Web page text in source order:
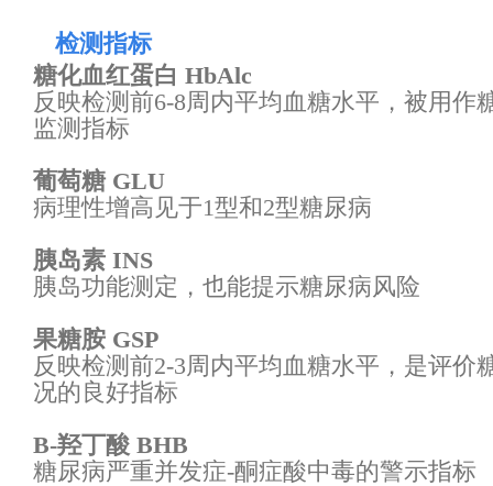
检测指标
糖化血红蛋白 HbAlc
反映检测前6-8周内平均血糖水平，被用作
监测指标
葡萄糖 GLU
病理性增高见于1型和2型糖尿病
胰岛素 INS
胰岛功能测定，也能提示糖尿病风险
果糖胺 GSP
反映检测前2-3周内平均血糖水平，是评价
况的良好指标
B-羟丁酸 BHB
糖尿病严重并发症-酮症酸中毒的警示指标